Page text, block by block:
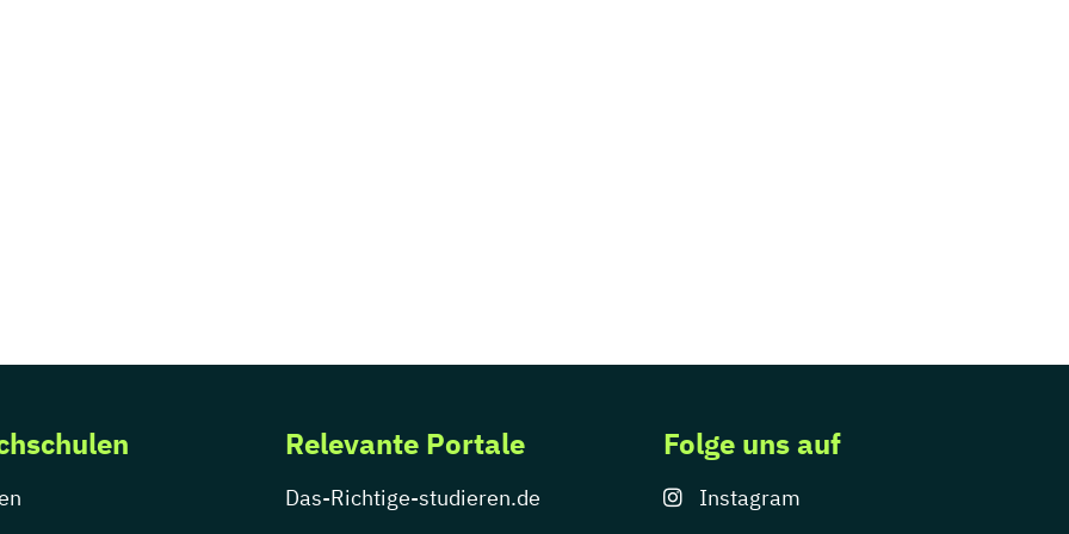
Relevante Portale
Das-Richtige-studieren.de
Folge uns auf
Instagram